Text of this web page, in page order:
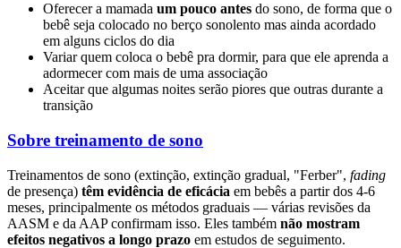
Oferecer a mamada um pouco antes do sono, de forma que o
bebê seja colocado no berço sonolento mas ainda acordado
em alguns ciclos do dia
Variar quem coloca o bebê pra dormir, para que ele aprenda a
adormecer com mais de uma associação
Aceitar que algumas noites serão piores que outras durante a
transição
Sobre treinamento de sono
Treinamentos de sono (extinção, extinção gradual, "Ferber", fading
de presença) têm evidência de eficácia em bebês a partir dos 4-6
meses, principalmente os métodos graduais — várias revisões da
AASM e da AAP confirmam isso. Eles também não mostram
efeitos negativos a longo prazo em estudos de seguimento.